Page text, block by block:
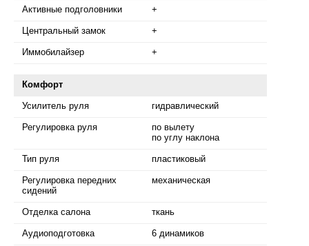
Активные подголовники +
Центральный замок +
Иммобилайзер +
Комфорт
Усилитель руля гидравлический
Регулировка руля
по вылету
по углу наклона
Тип руля пластиковый
Регулировка передних
сидений
механическая
Отделка салона ткань
Аудиоподготовка 6 динамиков